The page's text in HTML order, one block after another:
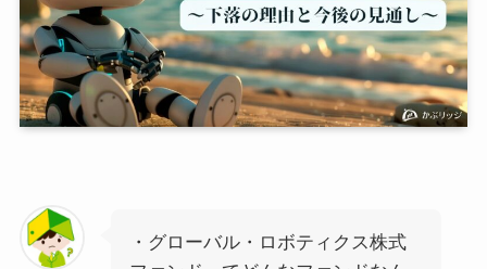
・グローバル・ロボティクス株式